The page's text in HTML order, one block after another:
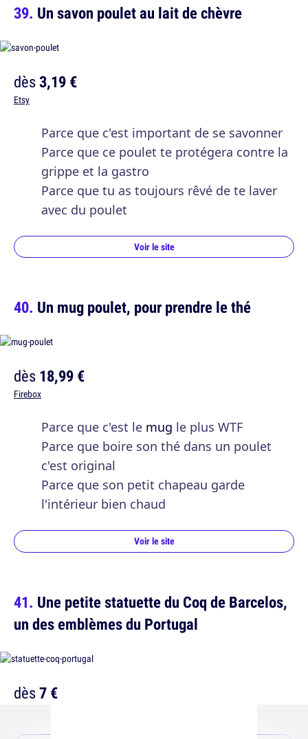
Un savon poulet au lait de chèvre
dès3,19 €
Etsy
Parce que c'est important de se savonner
Parce que ce poulet te protégera contre la
grippe et la gastro
Parce que tu as toujours rêvé de te laver
avec du poulet
Voir le site
Un mug poulet, pour prendre le thé
dès18,99 €
Firebox
Parce que c'est le mug le plus WTF
Parce que boire son thé dans un poulet
c'est original
Parce que son petit chapeau garde
l'intérieur bien chaud
Voir le site
Une petite statuette du Coq de Barcelos,
un des emblèmes du Portugal
dès7 €